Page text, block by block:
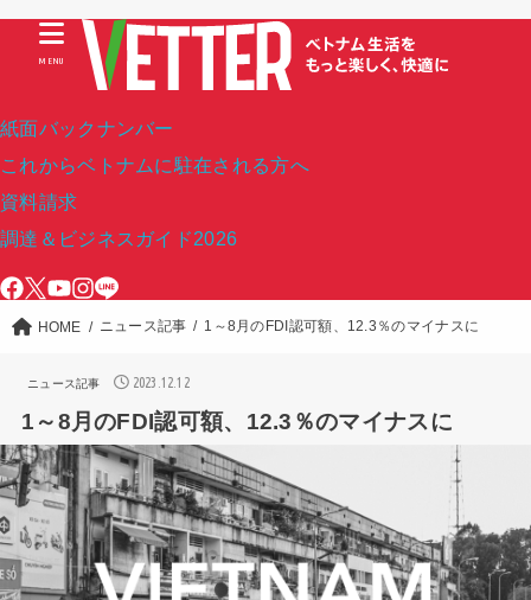
紙面バックナンバー
これからベトナムに駐在される方へ
資料請求
調達＆ビジネスガイド2026
MENU
HOME ニュース記事 1～8月のFDI認可額、12.3％のマイナスに
ニュース記事 2023.12.12
1～8月のFDI認可額、12.3％のマイナスに